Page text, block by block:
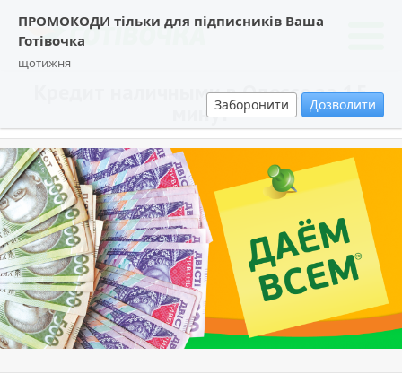
ПРОМОКОДИ тільки для підписників Ваша
Готівочка
щотижня
Заборонити Дозволити
Кредит наличными в Одессе за 15
минут